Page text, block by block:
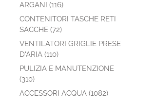
ARGANI (116)
CONTENITORI TASCHE RETI
SACCHE (72)
VENTILATORI GRIGLIE PRESE
D'ARIA (110)
PULIZIA E MANUTENZIONE
(310)
ACCESSORI ACQUA (1082)